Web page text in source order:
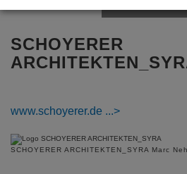
SCHOYERER
www.schoyerer.de
SCHOYERER ARCHITEKTEN_SYRA Marc